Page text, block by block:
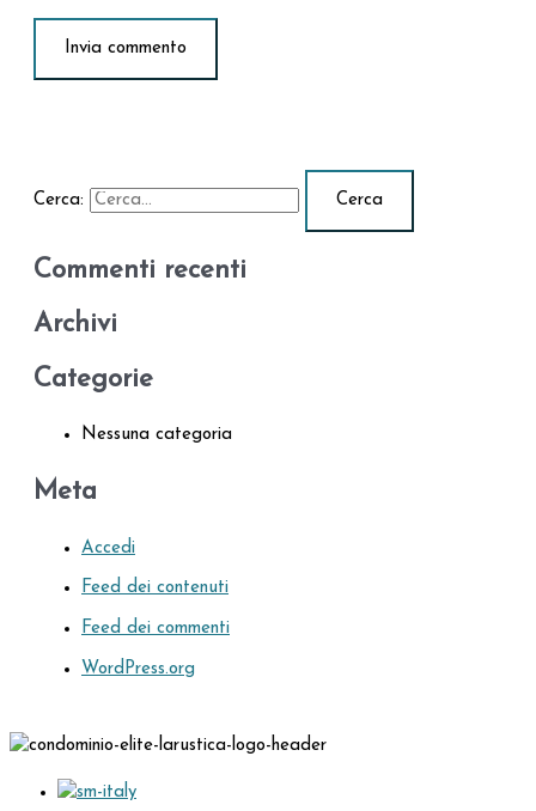
Cerca:
Commenti recenti
Archivi
Categorie
Nessuna categoria
Meta
Accedi
Feed dei contenuti
Feed dei commenti
WordPress.org